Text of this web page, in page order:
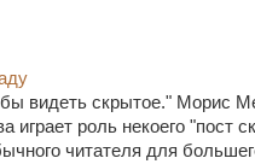
видеть скрытое." Морис
играет роль некоего "пост
читателя для